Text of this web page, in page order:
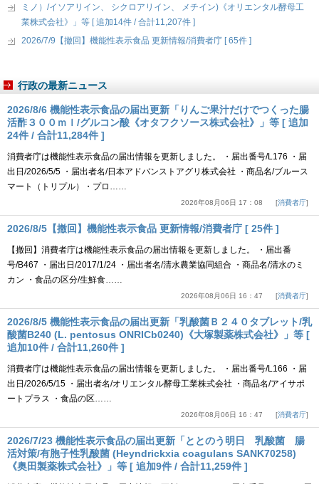
ミノ）/イソアリイン、 シクロアリイン、 メチイン)《オリエンタル酵母工
業株式会社》」等 [ 追加14件 / 合計11,207件 ]
2026/7/9【撤回】機能性表示食品 更新情報/消費者庁 [ 65件 ]
行政の最新ニュース
2026/8/6 機能性表示食品の届出更新「りんご果汁だけでつくった腸
活酢３００ｍｌ/グルコン酸《オタフクソース株式会社》」等 [ 追加
24件 / 合計11,284件 ]
消費者庁は機能性表示食品の届出情報を更新しました。 ・届出番号/L176 ・届
出日/2026/5/5 ・届出者名/日本アドバンストアグリ株式会社 ・商品名/ブルース
マート（トリプル）・プロ……
2026年08月06日 17：08 消費者庁
2026/8/5【撤回】機能性表示食品 更新情報/消費者庁 [ 25件 ]
【撤回】消費者庁は機能性表示食品の届出情報を更新しました。 ・届出番
号/B467 ・届出日/2017/1/24 ・届出者名/清水農業協同組合 ・商品名/清水のミ
カン ・食品の区分/生鮮食……
2026年08月06日 16：47 消費者庁
2026/8/5 機能性表示食品の届出更新「乳酸菌Ｂ２４０タブレット/乳
酸菌B240 (L. pentosus ONRICb0240)《大塚製薬株式会社》」等 [
追加10件 / 合計11,260件 ]
消費者庁は機能性表示食品の届出情報を更新しました。 ・届出番号/L166 ・届
出日/2026/5/15 ・届出者名/オリエンタル酵母工業株式会社 ・商品名/アイサポ
ートプラス ・食品の区……
2026年08月06日 16：47 消費者庁
2026/7/23 機能性表示食品の届出更新「ととのう明日 乳酸菌 腸
活対策/有胞子性乳酸菌 (Heyndrickxia coagulans SANK70258)
《奥田製薬株式会社》」等 [ 追加9件 / 合計11,259件 ]